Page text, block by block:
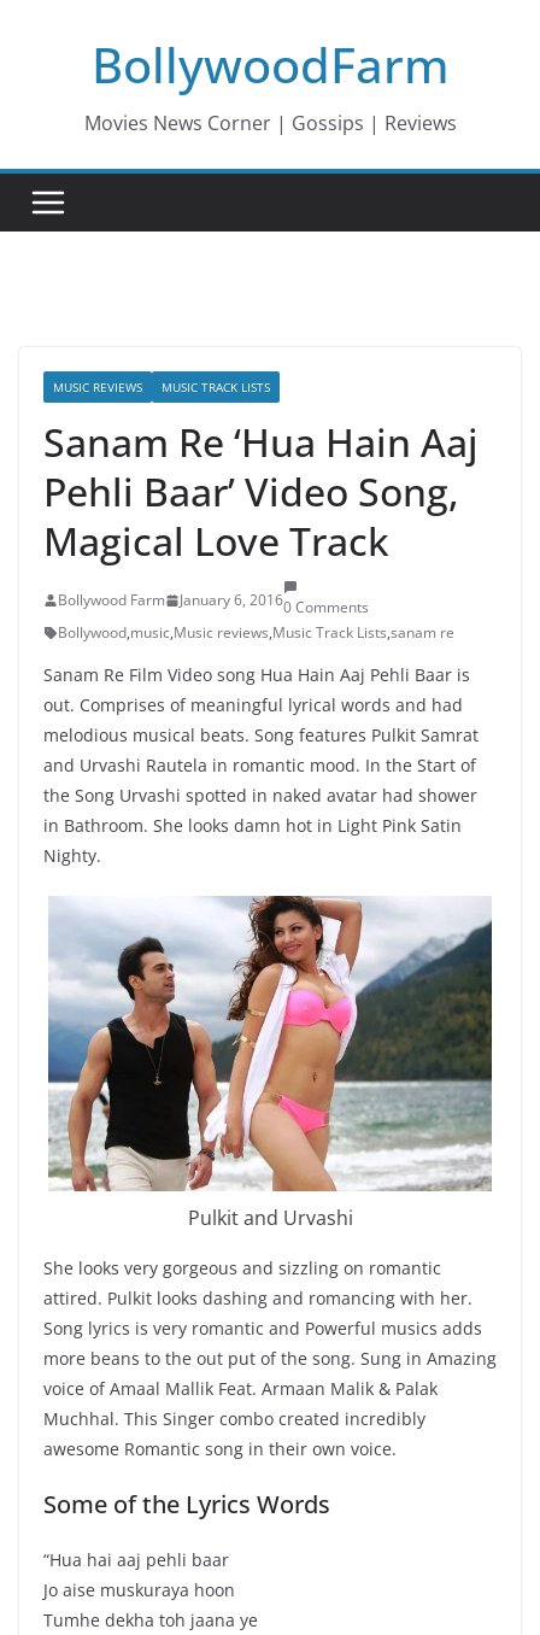
BollywoodFarm
Movies News Corner | Gossips | Reviews
MUSIC REVIEWS MUSIC TRACK LISTS
Sanam Re ‘Hua Hain Aaj
Pehli Baar’ Video Song,
Magical Love Track
Bollywood Farm January 6, 20160 Comments
Bollywood,music,Music reviews,Music Track Lists,sanam re
Sanam Re Film Video song Hua Hain Aaj Pehli Baar is
out. Comprises of meaningful lyrical words and had
melodious musical beats. Song features Pulkit Samrat
and Urvashi Rautela in romantic mood. In the Start of
the Song Urvashi spotted in naked avatar had shower
in Bathroom. She looks damn hot in Light Pink Satin
Nighty.
Pulkit and Urvashi
She looks very gorgeous and sizzling on romantic
attired. Pulkit looks dashing and romancing with her.
Song lyrics is very romantic and Powerful musics adds
more beans to the out put of the song. Sung in Amazing
voice of Amaal Mallik Feat. Armaan Malik & Palak
Muchhal. This Singer combo created incredibly
awesome Romantic song in their own voice.
Some of the Lyrics Words
“Hua hai aaj pehli baar
Jo aise muskuraya hoon
Tumhe dekha toh jaana ye